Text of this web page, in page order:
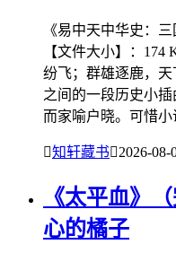
《易中天中华史：
【文件大小】：
纷飞；群雄逐鹿，
之间的一段历史小
而家喻户晓。可惜
知轩藏书2026-08-
《太平血》
心的橘子